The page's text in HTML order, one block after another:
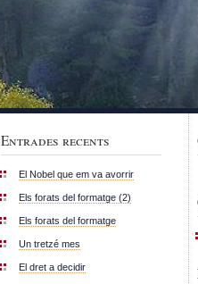
Entrades recents
El Nobel que em va avorrir
Els forats del formatge (2)
Els forats del formatge
Un tretzé mes
El dret a decidir